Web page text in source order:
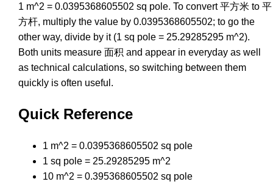
1 m^2 = 0.0395368605502 sq pole. To convert 平方米 to 平
方杆, multiply the value by 0.0395368605502; to go the
other way, divide by it (1 sq pole = 25.29285295 m^2).
Both units measure 面积 and appear in everyday as well
as technical calculations, so switching between them
quickly is often useful.
Quick Reference
1 m^2 = 0.0395368605502 sq pole
1 sq pole = 25.29285295 m^2
10 m^2 = 0.395368605502 sq pole